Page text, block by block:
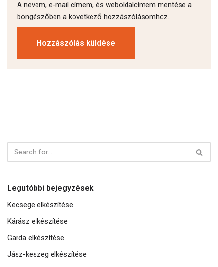
A nevem, e-mail címem, és weboldalcímem mentése a
böngészőben a következő hozzászólásomhoz.
Legutóbbi bejegyzések
Kecsege elkészítése
Kárász elkészítése
Garda elkészítése
Jász-keszeg elkészítése